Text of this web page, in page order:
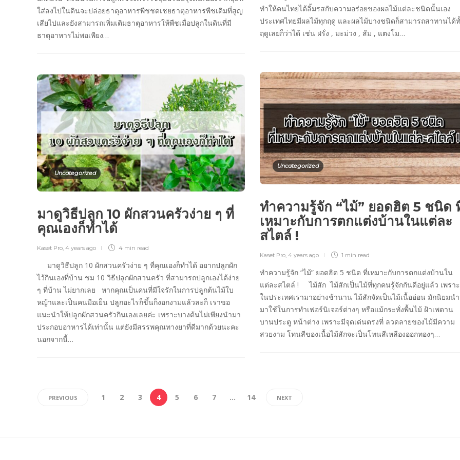
ใส่ลงไปในดินจะปล่อยธาตุอาหารพืชชดเชยธาตุอาหารพืชเดิมที่สูญ
เสียไปและยังสามารถเพิ่มเติมธาตุอาหารให้พืชเมื่อปลูกในดินที่มี
ธาตุอาหารไม่พอเพียง…
ทำให้คนไทยได้ลิ้มรสกับความอร่อยของผลไม้แต่ละชนิดนั้นเอง
ประเทศไทยมีผลไม้ทุกฤดู และผลไม้บางชนิดก็สามารถสาทานได้
ฤดูเลยก็ว่าได้ เช่น ฝรั่ง , มะม่วง , ส้ม , แตงโม…
Uncategorized
ทำความรู้จัก “ไม้” ยอดฮิต 5 ชนิด
เหมาะกับการตกแต่งบ้านในแต่ละ
สไตล์ !
Kaset Pro 4 years ago 1 min read
ทำความรู้จัก “ไม้” ยอดฮิต 5 ชนิด ที่เหมาะกับการตกแต่งบ้านใน
แต่ละสไตล์ ! ไม้สัก ไม้สักเป็นไม้ที่ทุกคนรู้จักกันดีอยู่แล้ว เพรา
ในประเทศเรามาอย่างช้านาน ไม้สักจัดเป็นไม้เนื้ออ่อน มักนิยมนำ
มาใช้ในการทำเฟอร์นิเจอร์ต่างๆ หรือแม้กระทั่งพื้นไม้ ฝ้าเพดาน
บานประตู หน้าต่าง เพราะมีจุดเด่นตรงที่ ลวดลายของไม้มีความ
สวยงาม โทนสีของเนื้อไม้สักจะเป็นโทนสีเหลืองออกทองๆ…
Uncategorized
มาดูวิธีปลูก 10 ผักสวนครัวง่าย ๆ ที่
คุณเองก็ทำได้
Kaset Pro 4 years ago 4 min read
มาดูวิธีปลูก 10 ผักสวนครัวง่าย ๆ ที่คุณเองก็ทำได้ อยากปลูกผัก
ไว้กินเองที่บ้าน ชม 10 วิธีปลูกผักสวนครัว ที่สามารถปลูกเองได้ง่าย
ๆ ที่บ้าน ไม่ยากเลย หากคุณเป็นคนที่มีใจรักในการปลูกต้นไม้ใบ
หญ้าและเป็นคนมือเย็น ปลูกอะไรก็ขึ้นก็งอกงามแล้วละก็ เราขอ
แนะนำให้ปลูกผักสวนครัวกินเองเลยค่ะ เพราะบางต้นไม่เพียงนำมา
ประกอบอาหารได้เท่านั้น แต่ยังมีสรรพคุณทางยาที่ดีมากด้วยนะคะ
นอกจากนี้…
PREVIOUS 1 2 3 4 5 6 7 … 14 NEXT